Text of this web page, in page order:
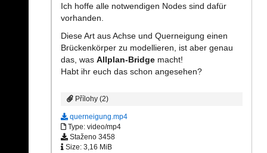
Ich hoffe alle notwendigen Nodes sind dafür
vorhanden.
Diese Art aus Achse und Querneigung einen
Brückenkörper zu modellieren, ist aber genau
das, was Allplan-Bridge macht!
Habt ihr euch das schon angesehen?
Přílohy (2)
querneigung.mp4
Type: video/mp4
Staženo 3458
Size: 3,16 MiB